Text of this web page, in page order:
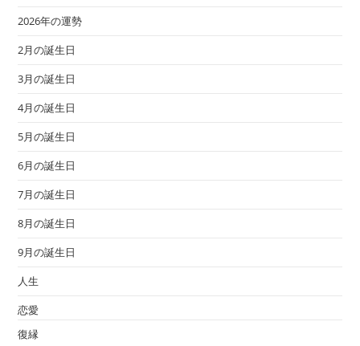
2026年の運勢
2月の誕生日
3月の誕生日
4月の誕生日
5月の誕生日
6月の誕生日
7月の誕生日
8月の誕生日
9月の誕生日
人生
恋愛
復縁